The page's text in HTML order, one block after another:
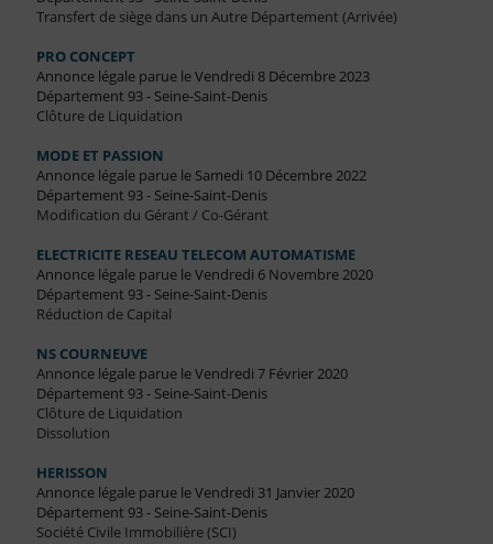
Transfert de siège dans un Autre Département (Arrivée)
PRO CONCEPT
Annonce légale parue le Vendredi 8 Décembre 2023
Département 93 - Seine-Saint-Denis
Clôture de Liquidation
MODE ET PASSION
Annonce légale parue le Samedi 10 Décembre 2022
Département 93 - Seine-Saint-Denis
Modification du Gérant / Co-Gérant
ELECTRICITE RESEAU TELECOM AUTOMATISME
Annonce légale parue le Vendredi 6 Novembre 2020
Département 93 - Seine-Saint-Denis
Réduction de Capital
NS COURNEUVE
Annonce légale parue le Vendredi 7 Février 2020
Département 93 - Seine-Saint-Denis
Clôture de Liquidation
Dissolution
HERISSON
Annonce légale parue le Vendredi 31 Janvier 2020
Département 93 - Seine-Saint-Denis
Société Civile Immobilière (SCI)